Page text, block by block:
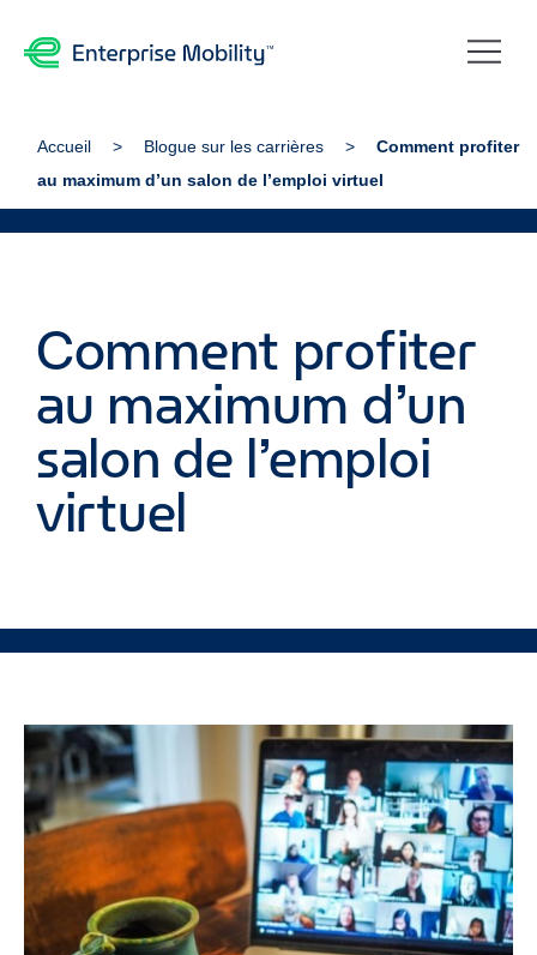
Accueil Blogue sur les carrières
Comment profiter
au maximum d’un salon de l’emploi virtuel
Comment profiter
au maximum d’un
salon de l’emploi
virtuel